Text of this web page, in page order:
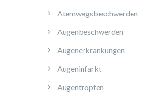
Atemwegsbeschwerden
Augenbeschwerden
Augenerkrankungen
Augeninfarkt
Augentropfen